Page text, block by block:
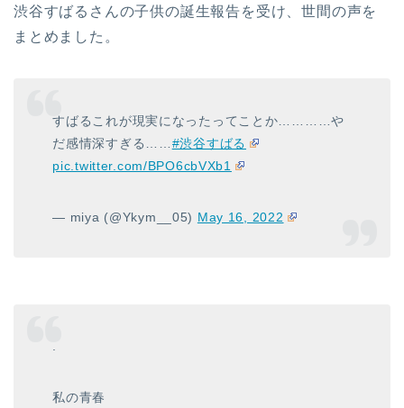
渋谷すばるさんの子供の誕生報告を受け、世間の声を
まとめました。
すばるこれが現実になったってことか…………や
だ感情深すぎる…… #渋谷すばる
pic.twitter.com/BPO6cbVXb1
— miya (@Ykym__05) May 16, 2022
.
私の青春